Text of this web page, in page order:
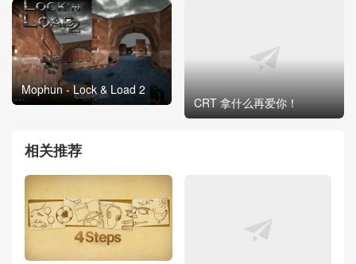
Mophun - Lock & Load 2
CRT 拿什么再爱你！
相关推荐